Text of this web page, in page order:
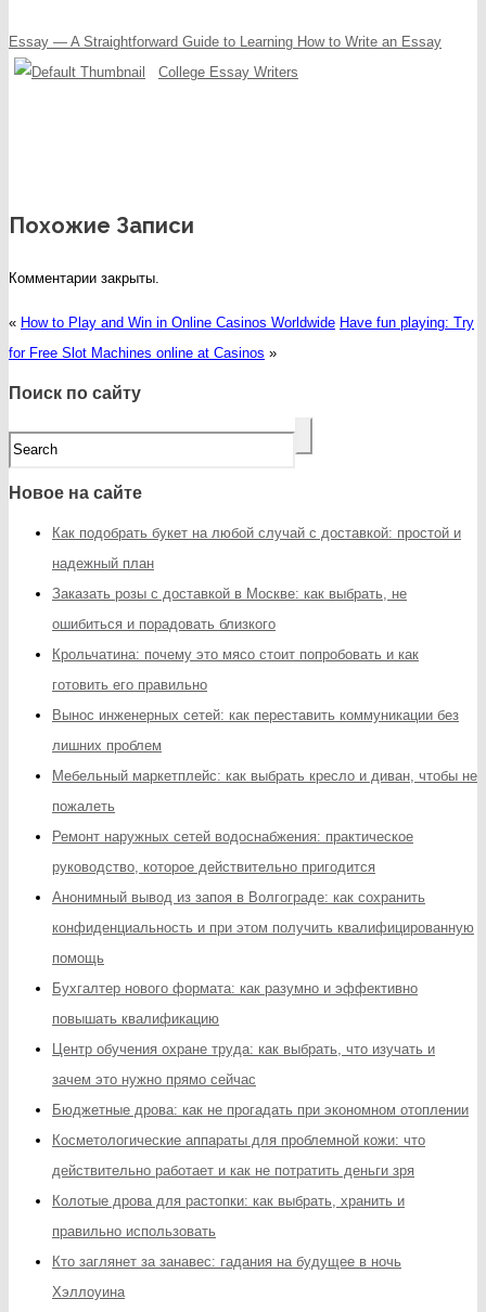
Essay — A Straightforward Guide to Learning How to Write an Essay
College Essay Writers
Похожие Записи
Комментарии закрыты.
« How to Play and Win in Online Casinos Worldwide Have fun playing: Try
for Free Slot Machines online at Casinos »
Поиск по сайту
Новое на сайте
Как подобрать букет на любой случай с доставкой: простой и
надежный план
Заказать розы с доставкой в Москве: как выбрать, не
ошибиться и порадовать близкого
Крольчатина: почему это мясо стоит попробовать и как
готовить его правильно
Вынос инженерных сетей: как переставить коммуникации без
лишних проблем
Мебельный маркетплейс: как выбрать кресло и диван, чтобы не
пожалеть
Ремонт наружных сетей водоснабжения: практическое
руководство, которое действительно пригодится
Анонимный вывод из запоя в Волгограде: как сохранить
конфиденциальность и при этом получить квалифицированную
помощь
Бухгалтер нового формата: как разумно и эффективно
повышать квалификацию
Центр обучения охране труда: как выбрать, что изучать и
зачем это нужно прямо сейчас
Бюджетные дрова: как не прогадать при экономном отоплении
Косметологические аппараты для проблемной кожи: что
действительно работает и как не потратить деньги зря
Колотые дрова для растопки: как выбрать, хранить и
правильно использовать
Кто заглянет за занавес: гадания на будущее в ночь
Хэллоуина